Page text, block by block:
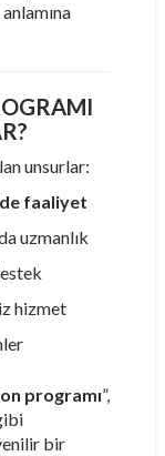
unsurlar:
faaliyet
uzmanlık
hizmet
programı”,
bir